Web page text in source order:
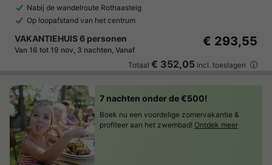
Nabij de wandelroute Rothaasteig
Op loopafstand van het centrum
VAKANTIEHUIS 6 personen
Van 16 tot 19 nov, 3 nachten, Vanaf
€ 293,55
Totaal € 352,05 incl. toeslagen
7 nachten onder de €500!
Boek nu een voordelige zomervakantie &
profiteer aan het zwembad! Ontdek meer